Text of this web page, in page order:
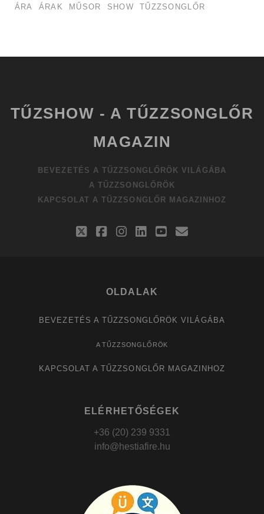
ÁRA
ÁRAK MŰSOR SHOW TŰZZSONGLŐR
TŰZSHOW - A TŰZZSONGLŐR
MAGAZIN
BEVEZETÉS A TŰZZSONGLŐRÖK VILÁGÁBA
A TŰZZSONGLŐRÖK
KAPCSOLAT A TŰZZSONGLŐR MAGAZINHOZ
twitterfacebook
instagram
linkedin
youtube
email
OLDALAK
BEVEZETÉS A TŰZZSONGLŐRÖK VILÁGÁBA
A TŰZZSONGLŐRÖK
KAPCSOLAT A TŰZZSONGLŐR MAGAZINHOZ
ELÉRHETŐSÉGEK
+36 (20) 239 9331
info@hestiafire.hu